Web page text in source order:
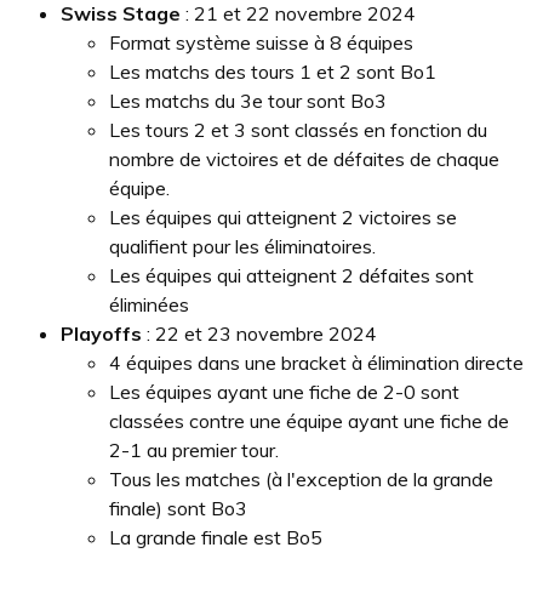
Swiss Stage : 21 et 22 novembre 2024
Format système suisse à 8 équipes
Les matchs des tours 1 et 2 sont Bo1
Les matchs du 3e tour sont Bo3
Les tours 2 et 3 sont classés en fonction du
nombre de victoires et de défaites de chaque
équipe.
Les équipes qui atteignent 2 victoires se
qualifient pour les éliminatoires.
Les équipes qui atteignent 2 défaites sont
éliminées
Playoffs : 22 et 23 novembre 2024
4 équipes dans une bracket à élimination directe
Les équipes ayant une fiche de 2-0 sont
classées contre une équipe ayant une fiche de
2-1 au premier tour.
Tous les matches (à l'exception de la grande
finale) sont Bo3
La grande finale est Bo5